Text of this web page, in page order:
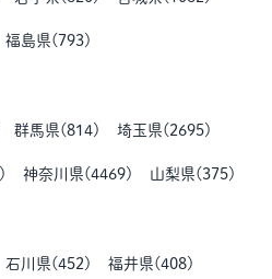
福島県( 793)
群馬県(814) 埼玉県( 2695)
) 神奈川県(4469) 山梨県(375)
石川県(452 ) 福井県(408)